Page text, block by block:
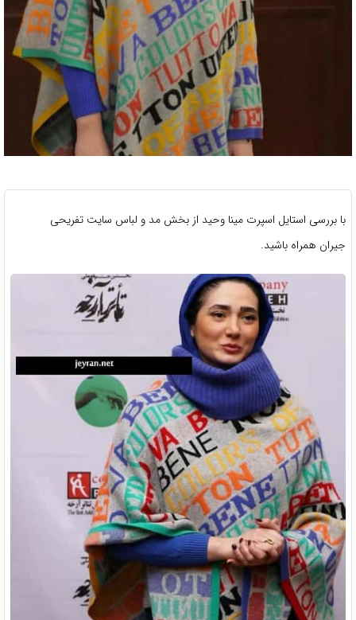
با بررسی استایل اسپرت مینا وحید از بخش مد و لباس سایت تفریحی
جیران همراه باشید.